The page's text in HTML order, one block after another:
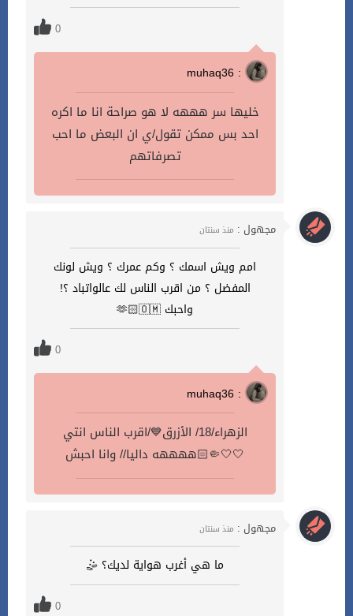
0
muhaq36 :
خليها سر هههه لا هو صراحة انا ما اكره
احد بس ممكن تقول/ي ان البعض ما احب
تصرفاتهم
مجهول : منذ سنتان
امم ويش اسمك ؟ وكم عمرك ؟ ويش لونك
المفضل ؟ من اقرب الناس لك عالواتباد ؟!
واحبك 🫶🏻🇴🇲
0
muhaq36 :
الزهراء/18/ الأزرق💙/اقرب الناس انتي
ههههه داليا// وانا احبش🤏🏻🤍🤍
مجهول : منذ سنتان
ما هي أغرب هواية لديك؟ 🤹
0